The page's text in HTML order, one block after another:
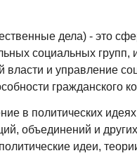
дела) - это
социальных
власти и управление
гражданского
в политических
объединений и
идеи,